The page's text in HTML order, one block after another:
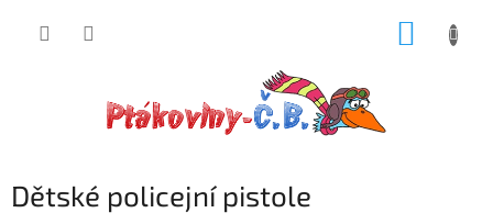
Dětské policejní pistole